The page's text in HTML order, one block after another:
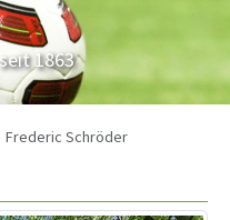
1863
Frederic Schröder